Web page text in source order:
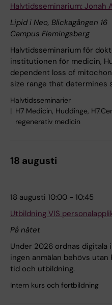
Halvtidsseminarium: Jonah
Lipid i Neo, Blickagången 16
Campus Flemingsberg
Halvtidsseminarium för
institutionen för medicin,
dependent loss of
size range that determines
Halvtidsseminarier
H7 Medicin, Huddinge,
regenerativ medicin
18 augusti
18 augusti 10:00 - 10:45
Utbildning VIS
På nätet
Under 2026 ordnas
ingen anmälan behövs utan
tid och utbildning.
Intern kurs och fortbildning